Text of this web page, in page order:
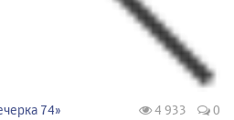
74» 4 933 0